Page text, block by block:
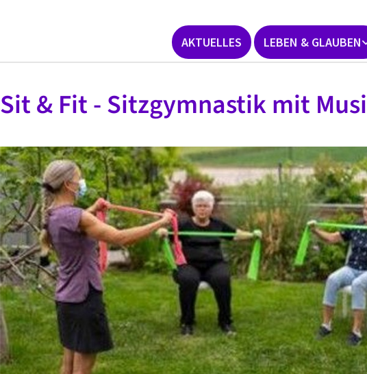
AKTUELLES LEBEN & GLAUBEN
Sit & Fit - Sitzgymnastik mit